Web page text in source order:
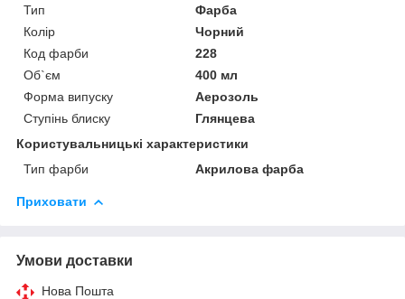
Тип
Фарба
Колір
Чорний
Код фарби
228
Об`єм
400 мл
Форма випуску
Аерозоль
Ступінь блиску
Глянцева
Користувальницькі характеристики
Тип фарби
Акрилова фарба
Приховати
Умови доставки
Нова Пошта